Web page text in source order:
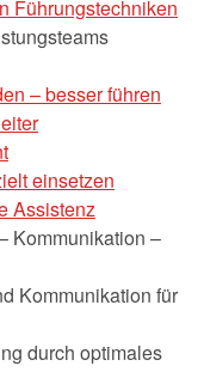
Führungstechniken
– besser führen
einsetzen
Assistenz
Kommunikation –
Kommunikation für
durch optimales